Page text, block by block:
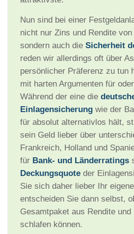
Nun sind bei einer
nicht nur Zins und Rendite
sondern auch die Sicherheit
reden wir allerdings oft über
persönlicher Präferenz zu tun
mit harten Argumenten für
Während der eine die
Einlagensicherung wie der
für absolut alternativlos hält,
sein Geld lieber über
Frankreich, Holland und
für Bank- und Länderratings
Deckungsquote der
Sie sich daher lieber Ihr
entscheiden Sie dann selbst,
Gesamtpaket aus Rendite
schlafen können.